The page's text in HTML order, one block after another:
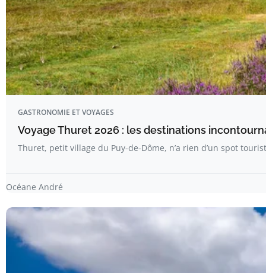
GASTRONOMIE ET VOYAGES
Voyage Thuret 2026 : les destinations
Thuret, petit village du Puy-de-Dôme, n’a rien d’un spot
Océane André